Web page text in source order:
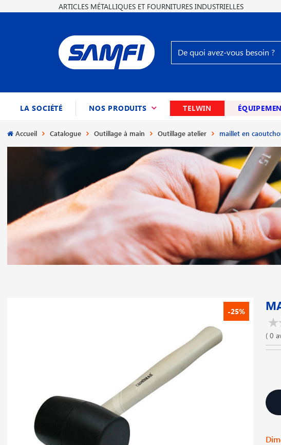
ARTICLES MÉTALLIQUES ET FOURNITURES INDUSTRIELLES
LA SOCIÉTÉ NOS PRODUITS (CURRENT)TELWIN
Accueil Catalogue Outillage à main Outillage atelier maillet en
-25%
( 0